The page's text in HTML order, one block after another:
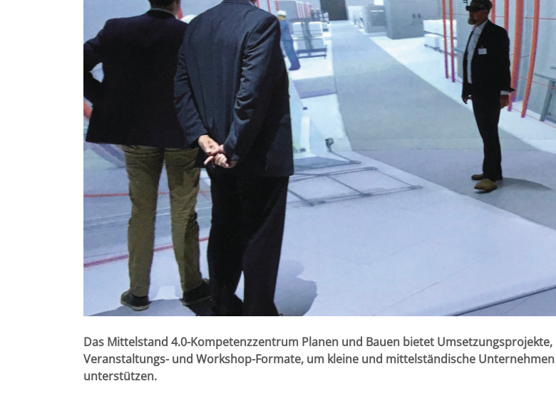
Das Mittelstand 4.0-Kompetenzzentrum Planen und Bauen bietet
Veranstaltungs- und Workshop-Formate, um kleine und mittelständische
unterstützen.